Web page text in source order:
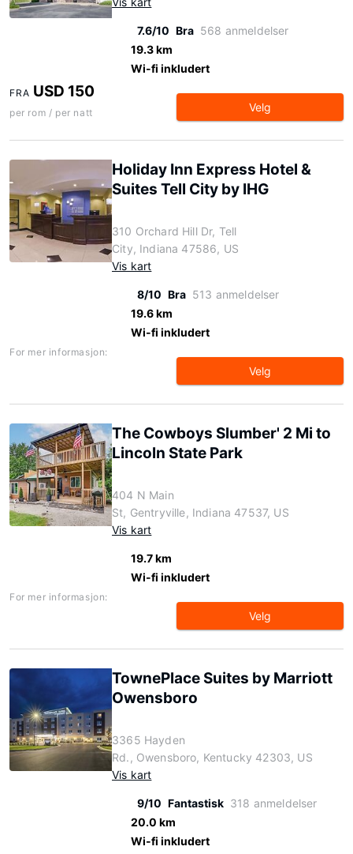
7.6/10 Bra 568 anmeldelser
19.3 km
Wi-fi inkludert
FRA USD 150
per rom / per natt Velg
Holiday Inn Express Hotel &
Suites Tell City by IHG
310 Orchard Hill Dr, Tell
City, Indiana 47586, US
Vis kart
8/10 Bra 513 anmeldelser
19.6 km
Wi-fi inkludert
For mer informasjon:
Velg
The Cowboys Slumber' 2 Mi to
Lincoln State Park
404 N Main
St, Gentryville, Indiana 47537, US
Vis kart
19.7 km
Wi-fi inkludert
For mer informasjon:
Velg
TownePlace Suites by Marriott
Owensboro
3365 Hayden
Rd., Owensboro, Kentucky 42303, US
Vis kart
9/10 Fantastisk 318 anmeldelser
20.0 km
Wi-fi inkludert